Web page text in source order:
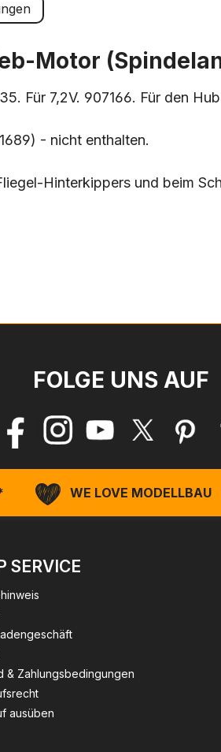
Motor
Für 7,2V. 907166. Für den
- nicht enthalten.
Hinterkippers und beim
FOLGE UNS AUF
WE LOVE MODELLBAU
SERVICE
& Zahlungsbedingungen
ausüben